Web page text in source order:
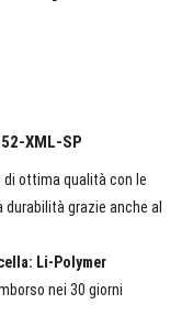
XML-SP
ottima qualità con le
grazie anche al
Li-Polymer
nei 30 giorni